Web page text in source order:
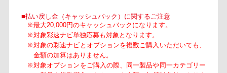
■払い戻し金（キャッシュバック）に関するご注意
※最大20,000円のキャッシュバックになります。
※対象彩速ナビ単独応募も対象となります。
※対象の彩速ナビとオプションを複数ご購入いただいても、
金額の加算はありません。
※対象オプションをご購入の際、同一製品や同一カテゴリー